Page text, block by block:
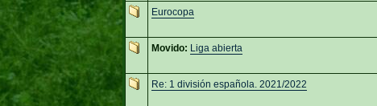
Eurocopa
Movido: Liga abierta
Re: 1 división española. 2021/2022